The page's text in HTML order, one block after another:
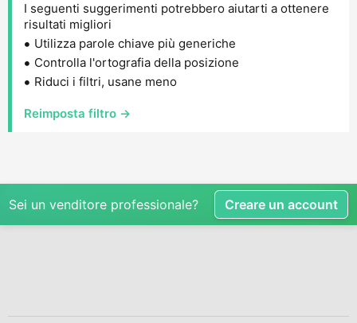
I seguenti suggerimenti potrebbero aiutarti a ottenere
risultati migliori
Utilizza parole chiave più generiche
Controlla l'ortografia della posizione
Riduci i filtri, usane meno
Reimposta filtro →
Sei un venditore professionale? Creare un account